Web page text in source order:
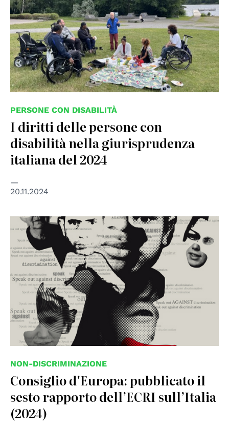
PERSONE CON DISABILITÀ
I diritti delle persone con
disabilità nella giurisprudenza
italiana del 2024
20.11.2024
© CoE
NON-DISCRIMINAZIONE
Consiglio d'Europa: pubblicato il
sesto rapporto dell’ECRI sull’Italia
(2024)